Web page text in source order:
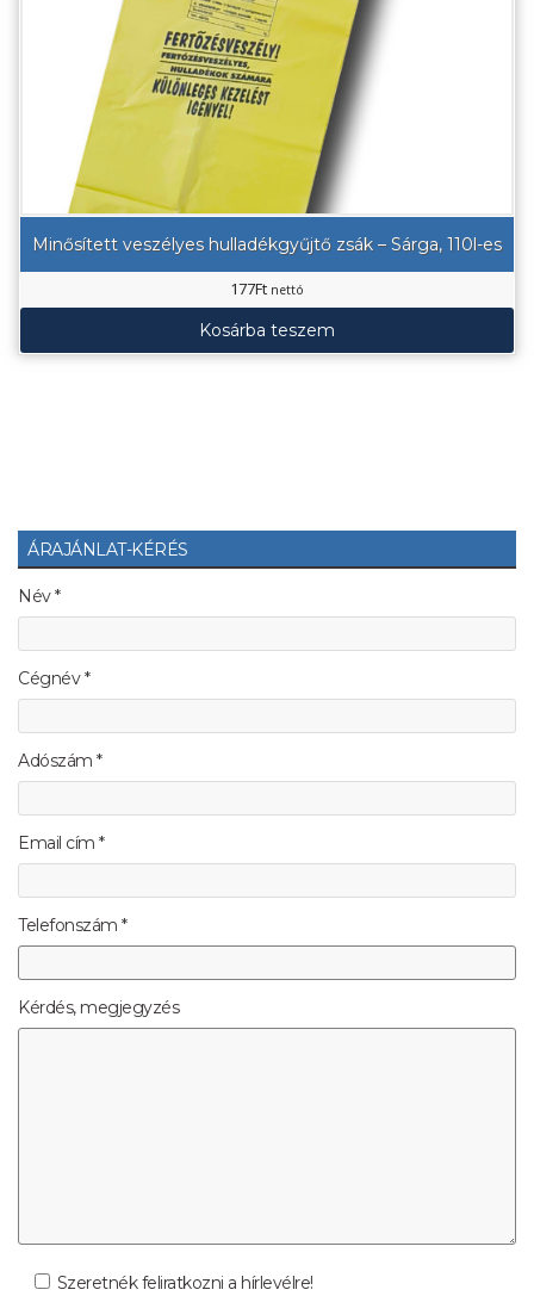
Minősített veszélyes hulladékgyűjtő zsák – Sárga, 110l-es
177Ft nettó
Kosárba teszem
ÁRAJÁNLAT-KÉRÉS
Név *
Cégnév *
Adószám *
Email cím *
Telefonszám *
Kérdés, megjegyzés
Szeretnék feliratkozni a hírlevélre!